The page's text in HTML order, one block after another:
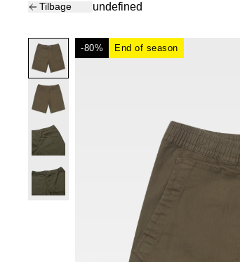
Tilbage undefined
-80% End of season